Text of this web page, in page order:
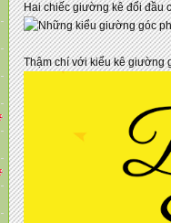
Hai chiếc giường kê đối đầu
Thậm chí với kiểu kê giường